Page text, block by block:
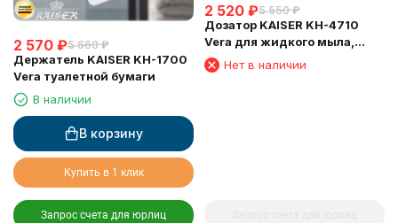
2 570 ₽5 660 ₽
Держатель KAISER KH-1700
Vera туалетной бумаги
В наличии
В корзину
Купить в 1 клик
Запрос счета для юрлиц
2 520 ₽5 550 ₽
Дозатор KAISER KH-4710
Vera для жидкого мыла,
настенный
Нет в наличии